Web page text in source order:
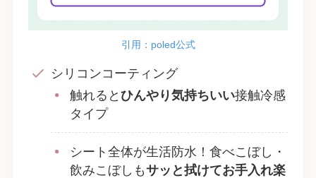
引用：poled公式
シリコンコーティング
触れると ひんやり気持ちいい接触冷感
タイプ
シート全体が生活防水！食べこぼし・
飲みこぼしもサッと拭けてお手入れ楽